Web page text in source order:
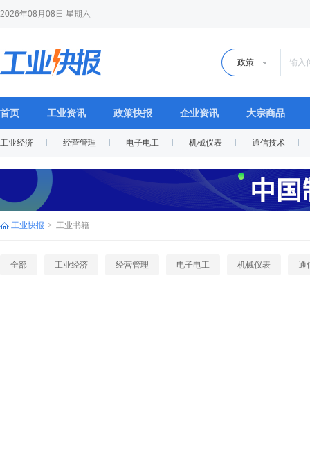
2026年08月08日 星期六
政策
首页 工业资讯 政策快报 企业资讯 大宗商品
工业经济 经营管理 电子电工 机械仪表 通信技术
工业快报 > 工业书籍
全部 工业经济 经营管理 电子电工 机械仪表 通